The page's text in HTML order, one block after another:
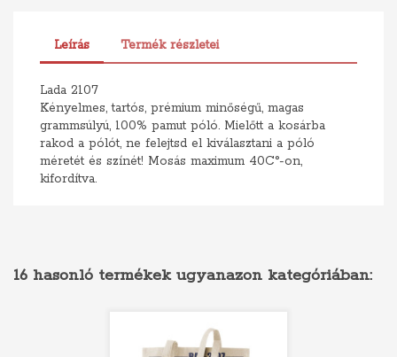
Leírás Termék részletei
Lada 2107
Kényelmes, tartós, prémium minőségű, magas
grammsúlyú, 100% pamut póló. Mielőtt a kosárba
rakod a pólót, ne felejtsd el kiválasztani a póló
méretét és színét! Mosás maximum 40C°-on,
kifordítva.
16 hasonló termékek ugyanazon kategóriában: